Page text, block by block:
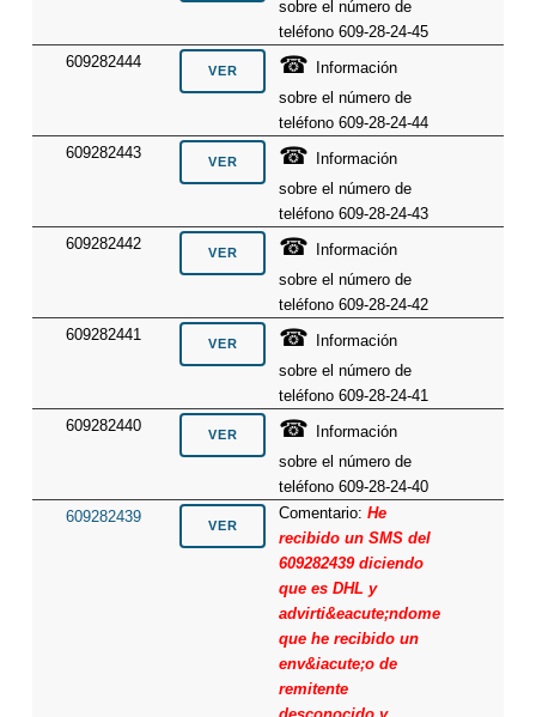
sobre el número de
teléfono 609-28-24-45
609282444
☎ Información
sobre el número de
teléfono 609-28-24-44
609282443
☎ Información
sobre el número de
teléfono 609-28-24-43
609282442
☎ Información
sobre el número de
teléfono 609-28-24-42
609282441
☎ Información
sobre el número de
teléfono 609-28-24-41
609282440
☎ Información
sobre el número de
teléfono 609-28-24-40
609282439
Comentario:He
recibido un SMS del
609282439 diciendo
que es DHL y
advirti&eacute;ndome
que he recibido un
env&iacute;o de
remitente